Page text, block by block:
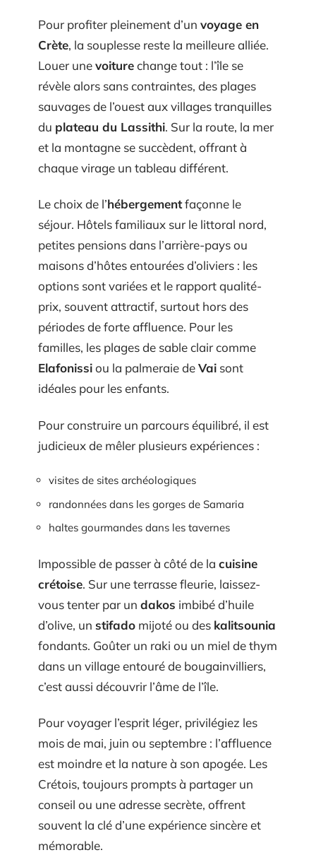
Pour profiter pleinement d’un voyage en
Crète, la souplesse reste la meilleure alliée.
Louer unevoiturechange tout : l’île se
révèle alors sans contraintes, des plages
sauvages de l’ouest aux villages tranquilles
du plateau du Lassithi. Sur la route, la mer
et la montagne se succèdent, offrant à
chaque virage un tableau différent.
Le choix de l’hébergementfaçonne le
séjour. Hôtels familiaux sur le littoral nord,
petites pensions dans l’arrière-pays ou
maisons d’hôtes entourées d’oliviers : les
options sont variées et le rapport qualité-
prix, souvent attractif, surtout hors des
périodes de forte affluence. Pour les
familles, les plages de sable clair comme
Elafonissiou la palmeraie deVai sont
idéales pour les enfants.
Pour construire un parcours équilibré, il est
judicieux de mêler plusieurs expériences :
visites de sites archéologiques
randonnées dans les gorges de Samaria
haltes gourmandes dans les tavernes
Impossible de passer à côté de la cuisine
crétoise. Sur une terrasse fleurie, laissez-
vous tenter par un dakos imbibé d’huile
d’olive, un stifado mijoté ou des kalitsounia
fondants. Goûter un raki ou un miel de thym
dans un village entouré de bougainvilliers,
c’est aussi découvrir l’âme de l’île.
Pour voyager l’esprit léger, privilégiez les
mois de mai, juin ou septembre : l’affluence
est moindre et la nature à son apogée. Les
Crétois, toujours prompts à partager un
conseil ou une adresse secrète, offrent
souvent la clé d’une expérience sincère et
mémorable.